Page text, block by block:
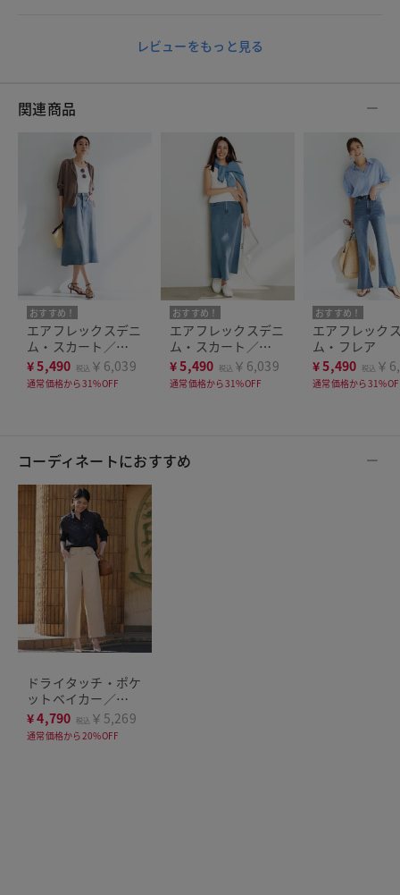
レビューをもっと見る
関連商品
おすすめ！
エアフレックスデニ
ム・スカート／
73cm
¥5,490 税込 ￥6,039
通常価格から31%OFF
おすすめ！
エアフレックスデニ
ム・スカート／
88cm
¥5,490 税込 ￥6,039
通常価格から31%OFF
おすすめ！
エアフレック
ム・フレア
¥5,490 税込 ￥
通常価格から
コーディネートにおすすめ
ドライタッチ・ポケ
ットベイカー／
68cm
¥4,790 税込 ￥5,269
通常価格から20%OFF